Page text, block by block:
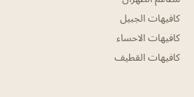
كافيهات الجبيل
كافيهات الاحساء
كافيهات القطيف